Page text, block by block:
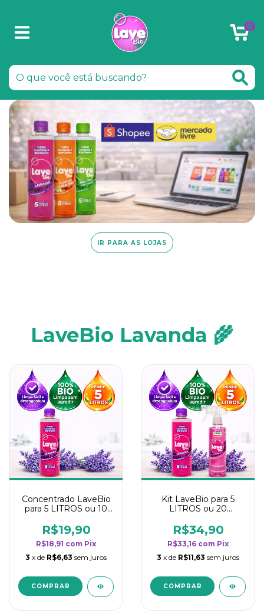
0
IR PARA AS LOJAS
LaveBio Lavanda 🌾
Concentrado LaveBio
para 5 LITROS ou 10
rendimento da
categoria - Lavanda
R$19,90
R$18,91 com Pix
3 x de R$6,63 sem juros
Kit LaveBio para 5
LITROS ou 20
rendimento da
categoria - Lavanda
R$34,90
R$33,16 com Pix
3 x de R$11,63 sem juros